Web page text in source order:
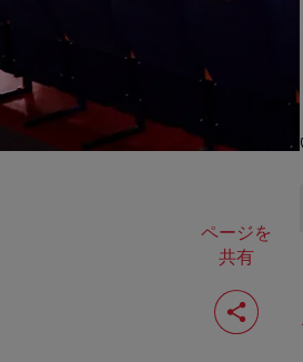
ページを
共有
ペ
ー
ジ